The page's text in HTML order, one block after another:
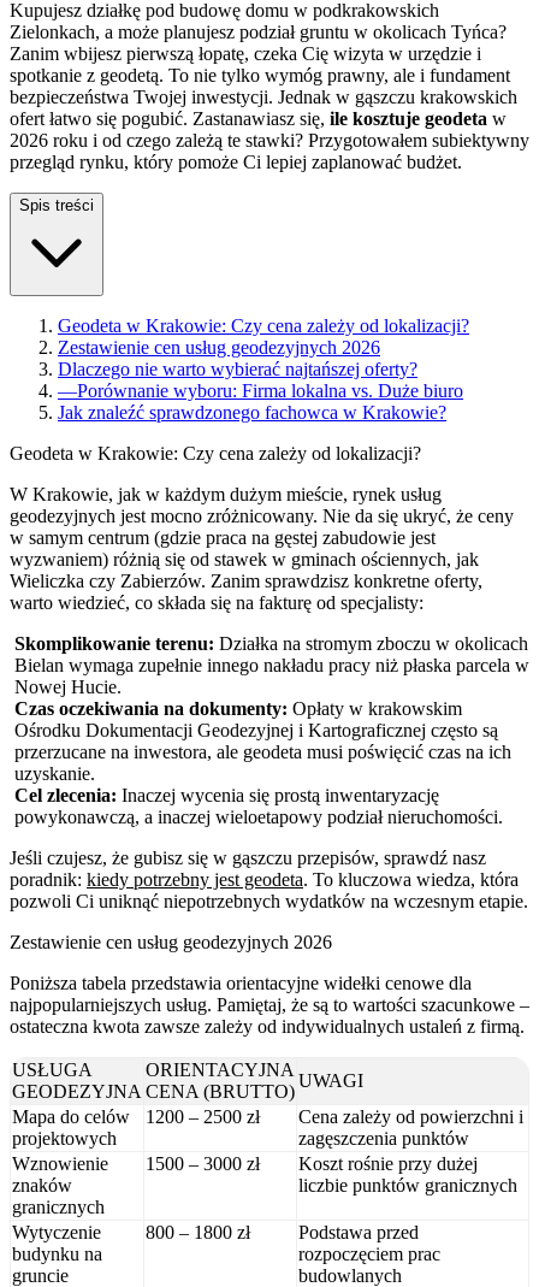
Kupujesz działkę pod budowę domu w podkrakowskich
Zielonkach, a może planujesz podział gruntu w okolicach Tyńca?
Zanim wbijesz pierwszą łopatę, czeka Cię wizyta w urzędzie i
spotkanie z geodetą. To nie tylko wymóg prawny, ale i fundament
bezpieczeństwa Twojej inwestycji. Jednak w gąszczu krakowskich
ofert łatwo się pogubić. Zastanawiasz się, ile kosztuje geodeta w
2026 roku i od czego zależą te stawki? Przygotowałem subiektywny
przegląd rynku, który pomoże Ci lepiej zaplanować budżet.
Spis treści
Geodeta w Krakowie: Czy cena zależy od lokalizacji?
Zestawienie cen usług geodezyjnych 2026
Dlaczego nie warto wybierać najtańszej oferty?
—Porównanie wyboru: Firma lokalna vs. Duże biuro
Jak znaleźć sprawdzonego fachowca w Krakowie?
Geodeta w Krakowie: Czy cena zależy od lokalizacji?
W Krakowie, jak w każdym dużym mieście, rynek usług
geodezyjnych jest mocno zróżnicowany. Nie da się ukryć, że ceny
w samym centrum (gdzie praca na gęstej zabudowie jest
wyzwaniem) różnią się od stawek w gminach ościennych, jak
Wieliczka czy Zabierzów. Zanim sprawdzisz konkretne oferty,
warto wiedzieć, co składa się na fakturę od specjalisty:
Skomplikowanie terenu: Działka na stromym zboczu w okolicach
Bielan wymaga zupełnie innego nakładu pracy niż płaska parcela w
Nowej Hucie.
Czas oczekiwania na dokumenty: Opłaty w krakowskim
Ośrodku Dokumentacji Geodezyjnej i Kartograficznej często są
przerzucane na inwestora, ale geodeta musi poświęcić czas na ich
uzyskanie.
Cel zlecenia: Inaczej wycenia się prostą inwentaryzację
powykonawczą, a inaczej wieloetapowy podział nieruchomości.
Jeśli czujesz, że gubisz się w gąszczu przepisów, sprawdź nasz
poradnik: kiedy potrzebny jest geodeta. To kluczowa wiedza, która
pozwoli Ci uniknąć niepotrzebnych wydatków na wczesnym etapie.
Zestawienie cen usług geodezyjnych 2026
Poniższa tabela przedstawia orientacyjne widełki cenowe dla
najpopularniejszych usług. Pamiętaj, że są to wartości szacunkowe –
ostateczna kwota zawsze zależy od indywidualnych ustaleń z firmą.
USŁUGA
GEODEZYJNA
ORIENTACYJNA
CENA (BRUTTO)
UWAGI
Mapa do celów
projektowych
1200 – 2500 zł
Cena zależy od powierzchni i
zagęszczenia punktów
Wznowienie
znaków
granicznych
1500 – 3000 zł
Koszt rośnie przy dużej
liczbie punktów granicznych
Wytyczenie
budynku na
gruncie
800 – 1800 zł
Podstawa przed
rozpoczęciem prac
budowlanych